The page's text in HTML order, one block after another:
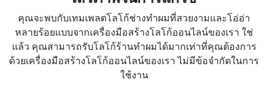
คุณจะพบกับเทมเพลตโลโก้ช่างทำผมที่สวยงามและโอ่อ่า
หลายร้อยแบบจากเครื่องมือสร้างโลโก้ออนไลน์ของเรา ใช่
แล้ว คุณสามารถรับโลโก้ร้านทำผมได้มากเท่าที่คุณต้องการ
ด้วยเครื่องมือสร้างโลโก้ออนไลน์ของเรา ไม่มีข้อจำกัดในการ
ใช้งาน